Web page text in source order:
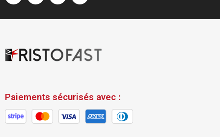
Paiements sécurisés avec :